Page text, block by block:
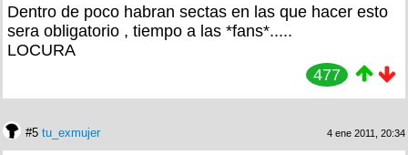
Dentro de poco habran sectas en las que hacer esto
sera obligatorio , tiempo a las *fans*.....
LOCURA
477
#5 tu_exmujer 4 ene 2011, 20:34